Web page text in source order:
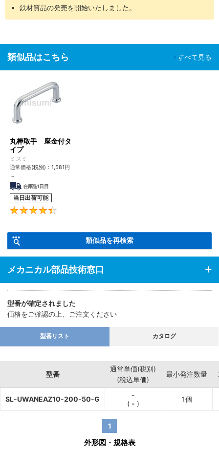
□□
重梱包粉塵除去
ラス10～1,000）
立後工程
車載カメラ
SHD-
□□
電解研磨
＋精密洗
脱気２
■ご留意事項
洗浄を行うことで、防錆を目的とした油分も一緒に除去されるた
め、未洗浄品に比べ錆びやすくなる場合があります。
適用場所や保管環境には十分ご注意くださいますようお願いいたし
ます。
鉄材質品の発売を開始いたしました。
類似品はこちら すべて見る
丸棒取手 座金付タ
イプ
ミスミ
通常価格(税別)： 1,581円
～
在庫品1日目
当日出荷可能
類似品を再検索
メカニカル部品技術窓口
型番が確定されました
価格をご確認の上、ご注文ください
型番リスト カタログ
型番
通常単価(税別)
(税込単価)
最小発注数量
SL-UWANEAZ10-200-50-G
-
( - )
1個
1
外形図・規格表